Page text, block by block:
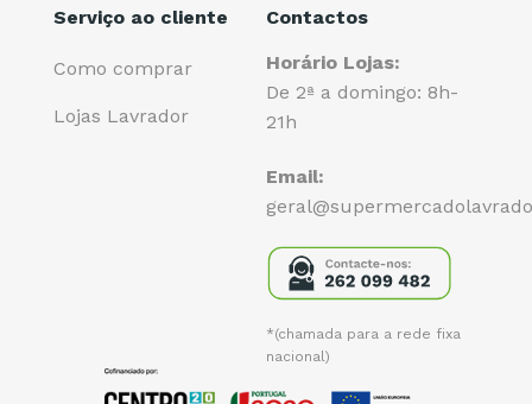
Serviço ao cliente
Como comprar
Lojas Lavrador
Contactos
Horário Lojas:
De 2ª a domingo: 8h-
21h
Email:
*(chamada para a rede fixa
nacional)